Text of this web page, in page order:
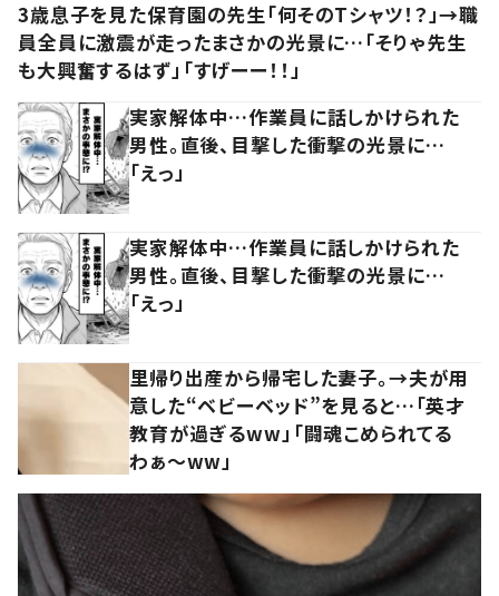
3歳息子を見た保育園の先生「何そのTシャツ！？」→職
員全員に激震が走ったまさかの光景に…「そりゃ先生
も大興奮するはず」「すげーー！！」
実家解体中…作業員に話しかけられた
男性。直後、目撃した衝撃の光景に…
「えっ」
実家解体中…作業員に話しかけられた
男性。直後、目撃した衝撃の光景に…
「えっ」
里帰り出産から帰宅した妻子。→夫が用
意した“ベビーベッド”を見ると…「英才
教育が過ぎるww」「闘魂こめられてる
わぁ～ww」